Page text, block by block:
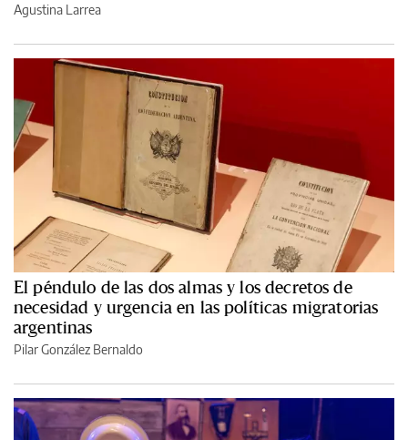
Agustina Larrea
El péndulo de las dos almas y los decretos de
necesidad y urgencia en las políticas migratorias
argentinas
Pilar González Bernaldo